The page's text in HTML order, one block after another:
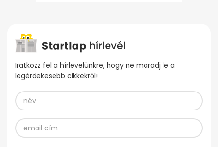
Iratkozz fel a hírlevelünkre, hogy ne maradj le a
legérdekesebb cikkekről!